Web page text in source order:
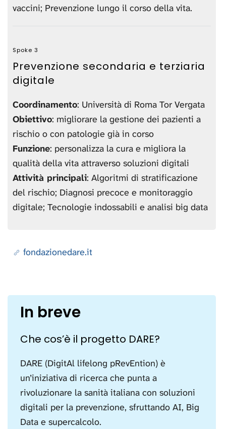
vaccini; Prevenzione lungo il corso della vita.
Spoke 3
Prevenzione secondaria e terziaria
digitale
Coordinamento: Università di Roma Tor Vergata
Obiettivo: migliorare la gestione dei pazienti a
rischio o con patologie già in corso
Funzione: personalizza la cura e migliora la
qualità della vita attraverso soluzioni digitali
Attività principali: Algoritmi di stratificazione
del rischio; Diagnosi precoce e monitoraggio
digitale; Tecnologie indossabili e analisi big data
fondazionedare.it
In breve
Che cos’è il progetto DARE?
DARE (DigitAl lifelong pRevEntion) è
un’iniziativa di ricerca che punta a
rivoluzionare la sanità italiana con soluzioni
digitali per la prevenzione, sfruttando AI, Big
Data e supercalcolo.